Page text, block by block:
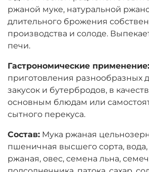
ржаной муке, натуральной
длительного брожения
производства и солоде.
печи.
Гастрономические применение:
приготовления разнообразных
закусок и бутербродов, в
основным блюдам или
сытного перекуса.
Состав: Мука ржаная
пшеничная высшего сорта, вода,
ржаная, овес, семена льна,